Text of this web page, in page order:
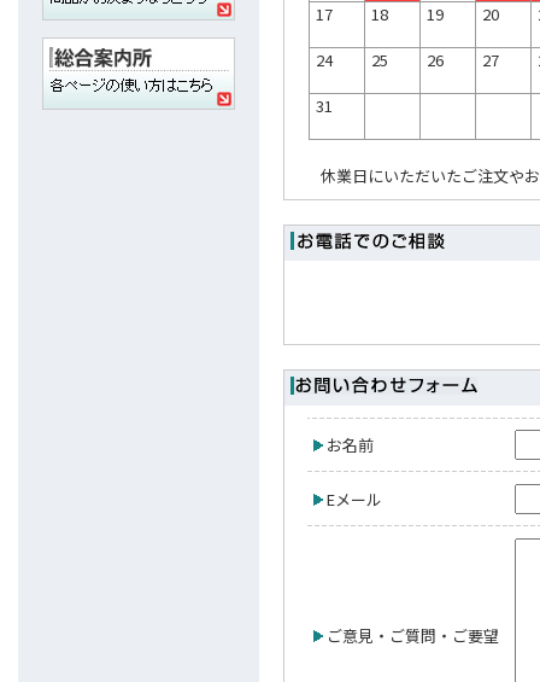
17 18 19 20
24
25 26 27
31
休業日にいただいたご注文や
お名前
Eメール
ご意見・ご質問・ご要望